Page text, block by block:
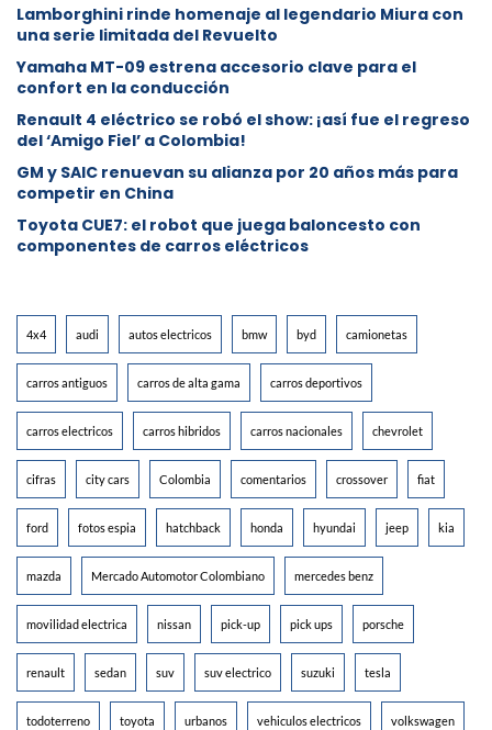
Lamborghini rinde homenaje al legendario Miura con
una serie limitada del Revuelto
Yamaha MT-09 estrena accesorio clave para el
confort en la conducción
Renault 4 eléctrico se robó el show: ¡así fue el regreso
del ‘Amigo Fiel’ a Colombia!
GM y SAIC renuevan su alianza por 20 años más para
competir en China
Toyota CUE7: el robot que juega baloncesto con
componentes de carros eléctricos
4x4 audi autos electricos bmw byd camionetas
carros antiguos carros de alta gama carros deportivos
carros electricos carros hibridos carros nacionales chevrolet
cifras city cars Colombia comentarios crossover fiat
ford fotos espia hatchback honda hyundai jeep kia
mazda Mercado Automotor Colombiano mercedes benz
movilidad electrica nissan pick-up pick ups porsche
renault sedan suv suv electrico suzuki tesla
todoterreno toyota urbanos vehiculos electricos volkswagen